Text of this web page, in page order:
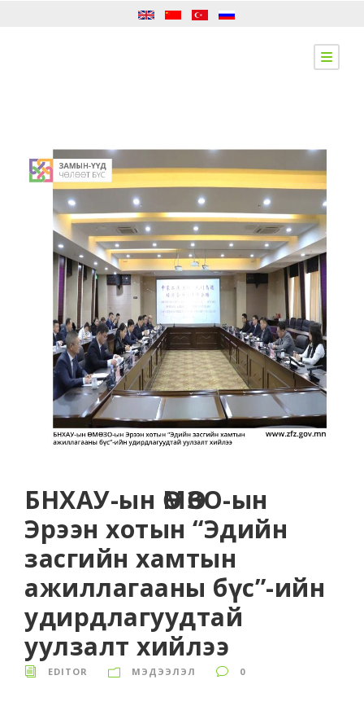
БНХАУ-ын ӨМӨЗО-ын
Эрээн хотын “Эдийн
засгийн хамтын
ажиллагааны бүс”-ийн
удирдлагуудтай
уулзалт хийлээ
EDITOR МЭДЭЭЛЭЛ 0